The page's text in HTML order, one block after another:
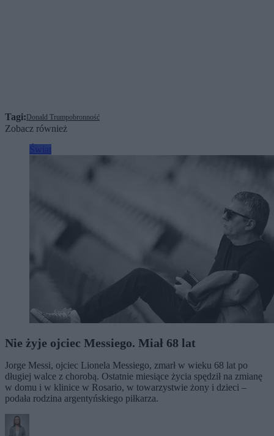
Tagi:Donald Trumpobronność
Zobacz również
Nie żyje ojciec Messiego. Miał 68 lat
Jorge Messi, ojciec Lionela Messiego, zmarł w wieku 68 lat po
długiej walce z chorobą. Ostatnie miesiące życia spędził na zmianę
w domu i w klinice w Rosario, w towarzystwie żony i dzieci –
podała rodzina argentyńskiego piłkarza.